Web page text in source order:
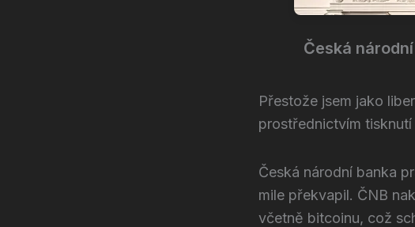
Česká
Přestože jsem jako
prostřednictvím
Česká národní banka
mile překvapil. ČNB
včetně bitcoinu, což